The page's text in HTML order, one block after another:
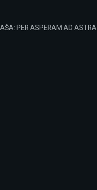
PER ASPERAM AD ASTRA